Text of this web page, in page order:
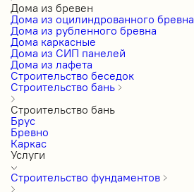
Дома из бревен
Дома из оцилиндрованного бревна
Дома из рубленного бревна
Дома каркасные
Дома из СИП панелей
Дома из лафета
Строительство беседок
Строительство бань
Строительство бань
Брус
Бревно
Каркас
Услуги
Строительство фундаментов